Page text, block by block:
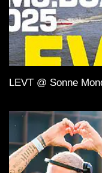
LEVT @ Sonne